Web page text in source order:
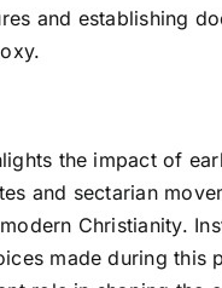
and establishing
the impact of
and sectarian
Christianity.
made during this